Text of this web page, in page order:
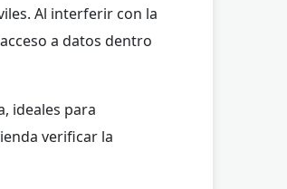
Al interferir con la
a datos dentro
ideales para
verificar la